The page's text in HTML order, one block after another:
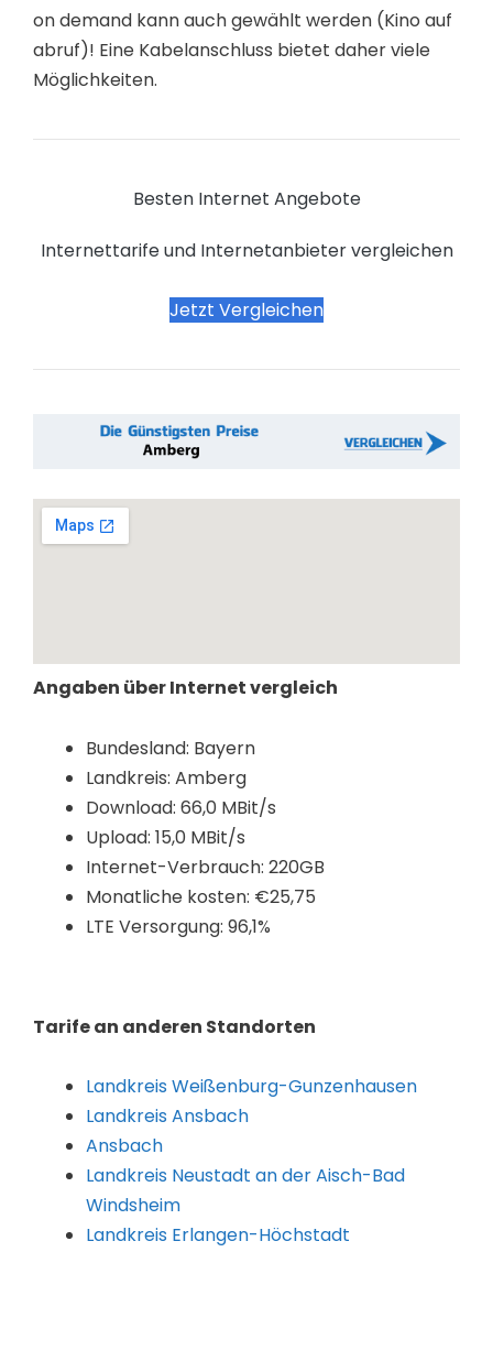
on demand kann auch gewählt werden (Kino auf
abruf)! Eine Kabelanschluss bietet daher viele
Möglichkeiten.
Besten Internet Angebote
Internettarife und Internetanbieter vergleichen
Jetzt Vergleichen
Angaben über Internet vergleich
Bundesland: Bayern
Landkreis: Amberg
Download: 66,0 MBit/s
Upload: 15,0 MBit/s
Internet-Verbrauch: 220GB
Monatliche kosten: €25,75
LTE Versorgung: 96,1%
Tarife an anderen Standorten
Landkreis Weißenburg-Gunzenhausen
Landkreis Ansbach
Ansbach
Landkreis Neustadt an der Aisch-Bad
Windsheim
Landkreis Erlangen-Höchstadt